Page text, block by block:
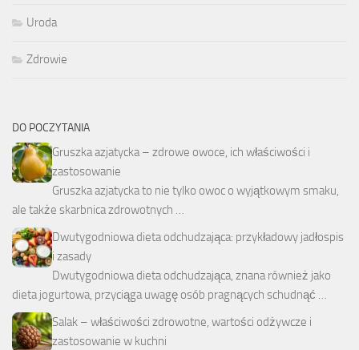
Uroda
Zdrowie
DO POCZYTANIA
Gruszka azjatycka – zdrowe owoce, ich właściwości i
zastosowanie
Gruszka azjatycka to nie tylko owoc o wyjątkowym smaku,
ale także skarbnica zdrowotnych …
Dwutygodniowa dieta odchudzająca: przykładowy jadłospis
i zasady
Dwutygodniowa dieta odchudzająca, znana również jako
dieta jogurtowa, przyciąga uwagę osób pragnących schudnąć …
Salak – właściwości zdrowotne, wartości odżywcze i
zastosowanie w kuchni